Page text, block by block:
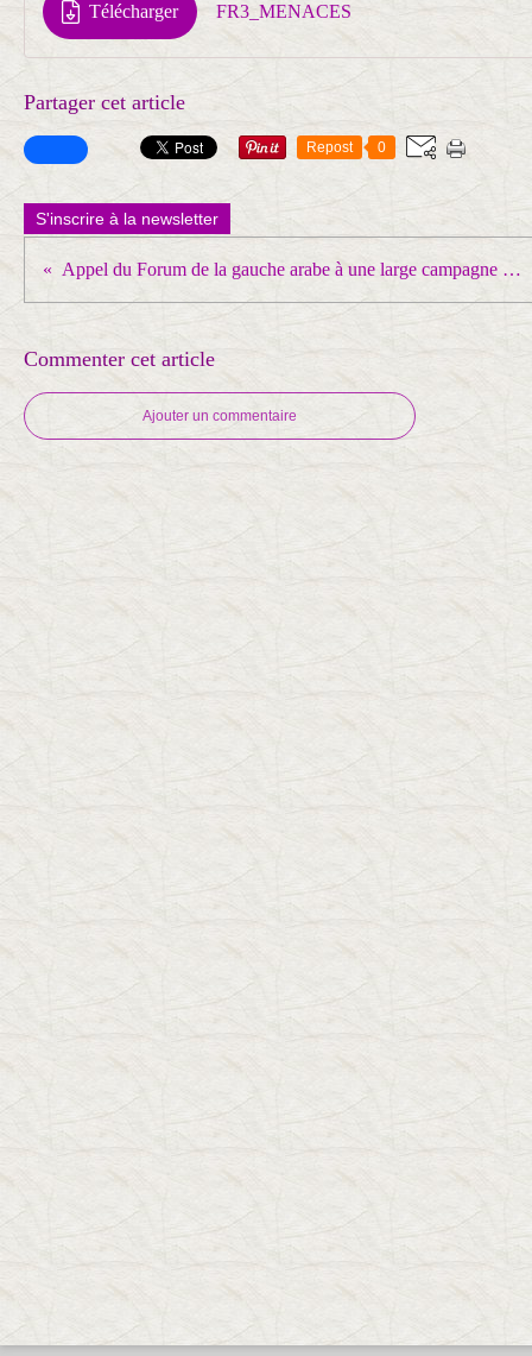
Télécharger FR3_MENACES
Partager cet article
Repost 0
S'inscrire à la newsletter
Appel du Forum de la gauche arabe à une large campagne arabe et internationale en soutien au peuple palestinien
Commenter cet article
Ajouter un commentaire